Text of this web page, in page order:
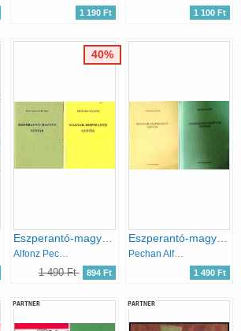
1 190 Ft 1 100 Ft
1 490 Ft 894 Ft
40%
Eszperantó-magyar / magyar-eszperantó szótár (Kisszótár sorozat)
Pechan Alfonz
1 490 Ft
PARTNER PARTNER